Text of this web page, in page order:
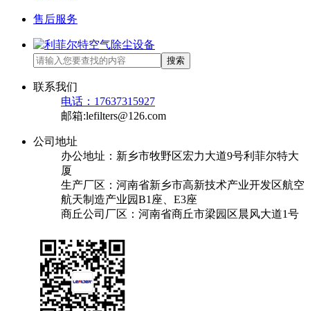
售后服务
搜索
联系我们
电话：17637315927
邮箱:lefilters@126.com
公司地址
办公地址：新乡市牧野区宏力大道9号利菲尔特大
厦
生产厂区：河南省新乡市高新技术产业开发区航空
航天制造产业园B1座、E3座
商丘公司厂区：河南省商丘市梁园区晨风大道1号